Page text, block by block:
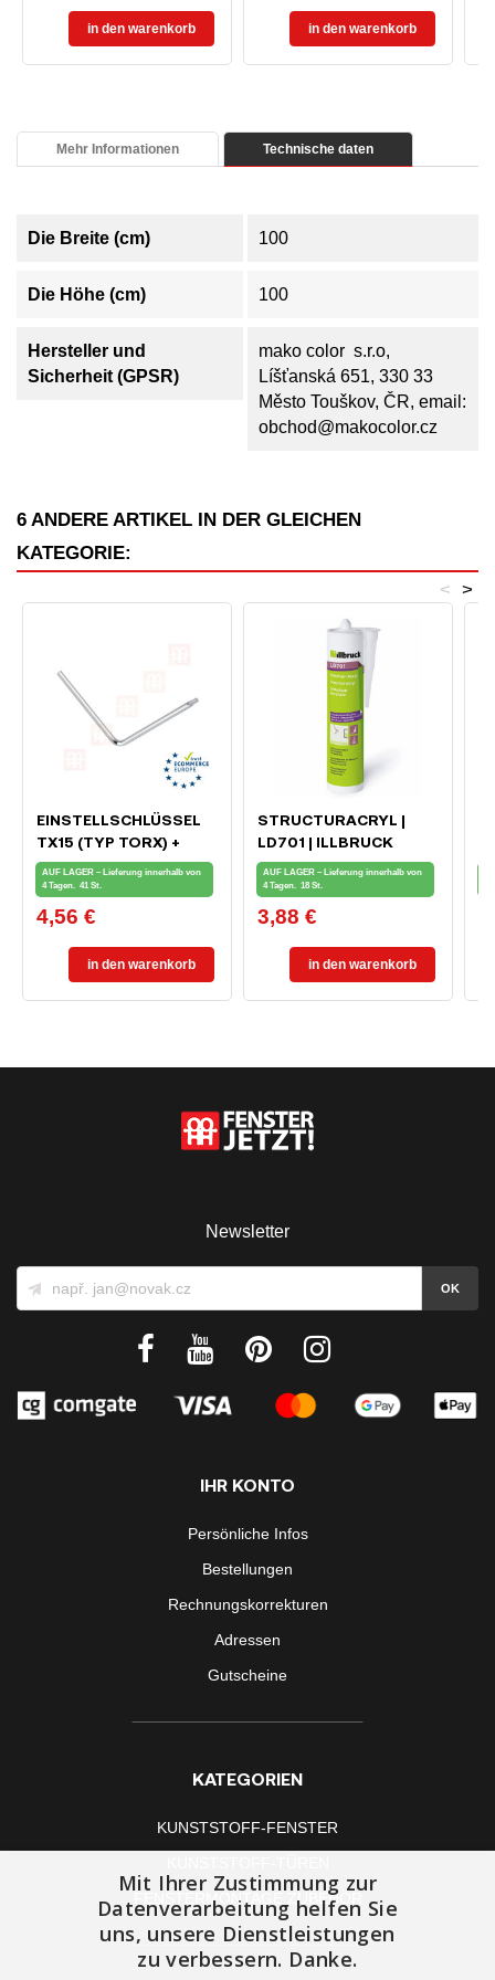
in den warenkorb in den warenkorb
Mehr Informationen Technische daten
Die Breite (cm) 100
Die Höhe (cm) 100
Hersteller und
Sicherheit (GPSR)
mako color s.r.o,
Líšťanská 651, 330 33
Město Touškov, ČR, email:
obchod@makocolor.cz
6 ANDERE ARTIKEL IN DER GLEICHEN
KATEGORIE:
>
<
EINSTELLSCHLÜSSEL
TX15 (TYP TORX) +
IMBUS SW4
AUF LAGER – Lieferung innerhalb von
4 Tagen. 41 St.
Preis
4,56 €
in den warenkorb
STRUCTURACRYL |
LD701 | ILLBRUCK
AUF LAGER – Lieferung innerhalb von
4 Tagen. 18 St.
Preis
3,88 €
in den warenkorb
Newsletter
IHR KONTO
Persönliche Infos
Bestellungen
Rechnungskorrekturen
Adressen
Gutscheine
KATEGORIEN
KUNSTSTOFF-FENSTER
FENSTERMONTAGE ZUBEHÖR
Mit Ihrer Zustimmung zur
Datenverarbeitung helfen Sie
uns, unsere Dienstleistungen
zu verbessern. Danke.